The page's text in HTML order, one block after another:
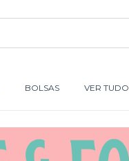
BOLSAS VER TUDO